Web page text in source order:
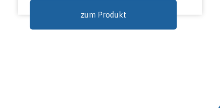
zum Produkt